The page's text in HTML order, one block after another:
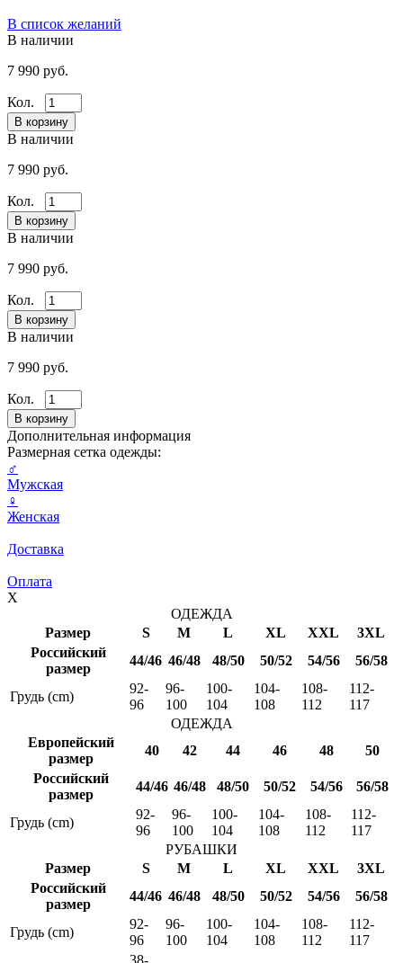
В список желаний
В наличии
7 990 руб.
Кол.
В наличии
7 990 руб.
Кол.
В наличии
7 990 руб.
Кол.
В наличии
7 990 руб.
Кол.
Дополнительная информация
Размерная сетка одежды:
♂
Мужская
♀
Женская
Доставка
Оплата
X
ОДЕЖДА
Размер
S M L XL XXL
3XL
Российский
размер
44/46 46/48 48/50 50/52 54/56 56/58
Грудь (cm)
92-
96
96-
100
100-
104
104-
108
108-
112
112-
117
ОДЕЖДА
Европейский
размер
40 42 44 46 48
50
Российский
размер
44/46 46/48 48/50 50/52 54/56 56/58
Грудь (cm)
92-
96
96-
100
100-
104
104-
108
108-
112
112-
117
РУБАШКИ
Размер
S M L XL XXL
3XL
Российский
размер
44/46 46/48 48/50 50/52 54/56 56/58
Грудь (cm)
92-
96
96-
100
100-
104
104-
108
108-
112
112-
117
38-